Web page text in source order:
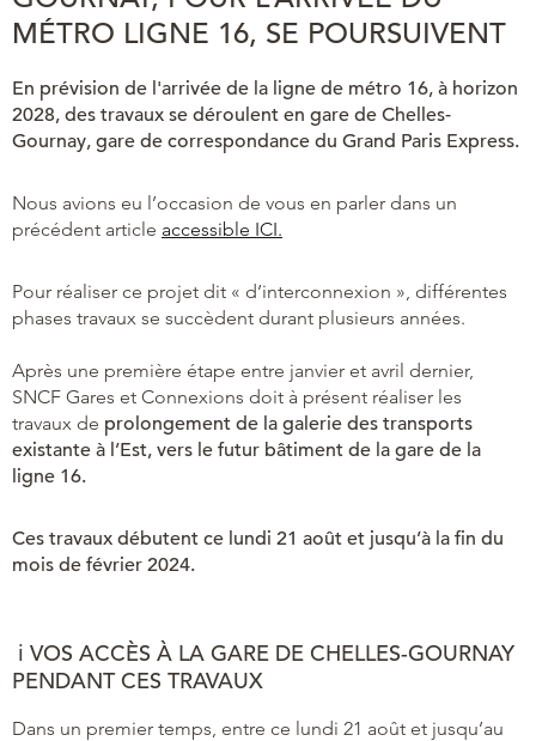
MÉTRO LIGNE 16, SE POURSUIVENT
En prévision de l'arrivée de la ligne de métro 16, à horizon
2028, des travaux se déroulent en gare de Chelles-
Gournay, gare de correspondance du Grand Paris Express.
Nous avions eu l’occasion de vous en parler dans un
précédent article accessible ICI.
Pour réaliser ce projet dit « d’interconnexion », différentes
phases travaux se succèdent durant plusieurs années.
Après une première étape entre janvier et avril dernier,
SNCF Gares et Connexions doit à présent réaliser les
travaux de prolongement de la galerie des transports
existante à l’Est, vers le futur bâtiment de la gare de la
ligne 16.
Ces travaux débutent ce lundi 21 août et jusqu’à la fin du
mois de février 2024.
ℹ VOS ACCÈS À LA GARE DE CHELLES-GOURNAY
PENDANT CES TRAVAUX
Dans un premier temps, entre ce lundi 21 août et jusqu’au